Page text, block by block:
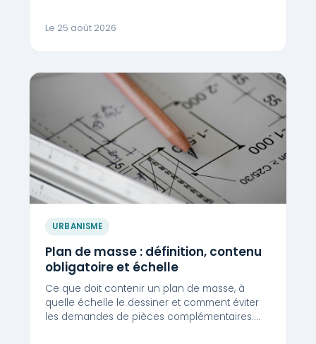
Le 25 août 2026
URBANISME
Plan de masse : définition, contenu
obligatoire et échelle
Ce que doit contenir un plan de masse, à
quelle échelle le dessiner et comment éviter
les demandes de pièces complémentaires.…